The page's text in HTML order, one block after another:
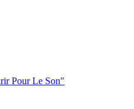
Pour Le Son"